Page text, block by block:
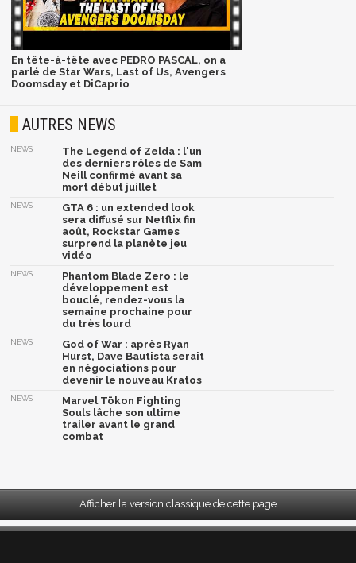
En tête-à-tête avec PEDRO PASCAL, on a
parlé de Star Wars, Last of Us, Avengers
Doomsday et DiCaprio
AUTRES NEWS
NEWS
The Legend of Zelda : l'un
des derniers rôles de Sam
Neill confirmé avant sa
mort début juillet
NEWS
GTA 6 : un extended look
sera diffusé sur Netflix fin
août, Rockstar Games
surprend la planète jeu
vidéo
NEWS
Phantom Blade Zero : le
développement est
bouclé, rendez-vous la
semaine prochaine pour
du très lourd
NEWS
God of War : après Ryan
Hurst, Dave Bautista serait
en négociations pour
devenir le nouveau Kratos
NEWS
Marvel Tōkon Fighting
Souls lâche son ultime
trailer avant le grand
combat
Afficher la version classique de cette page